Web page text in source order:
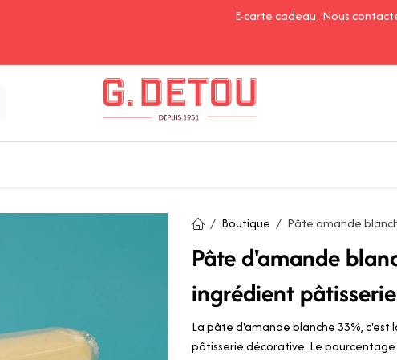
E-carte cadeau Nous
Boutique Pâte amande
Pâte d'amande
ingrédient
La pâte d'amande blanche 33%, c'est
pâtisserie décorative. Le